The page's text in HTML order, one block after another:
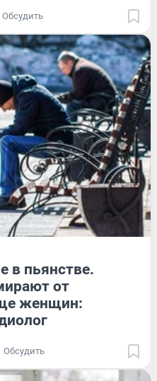
Обсудить
в пьянстве.
от
женщин:
Обсудить